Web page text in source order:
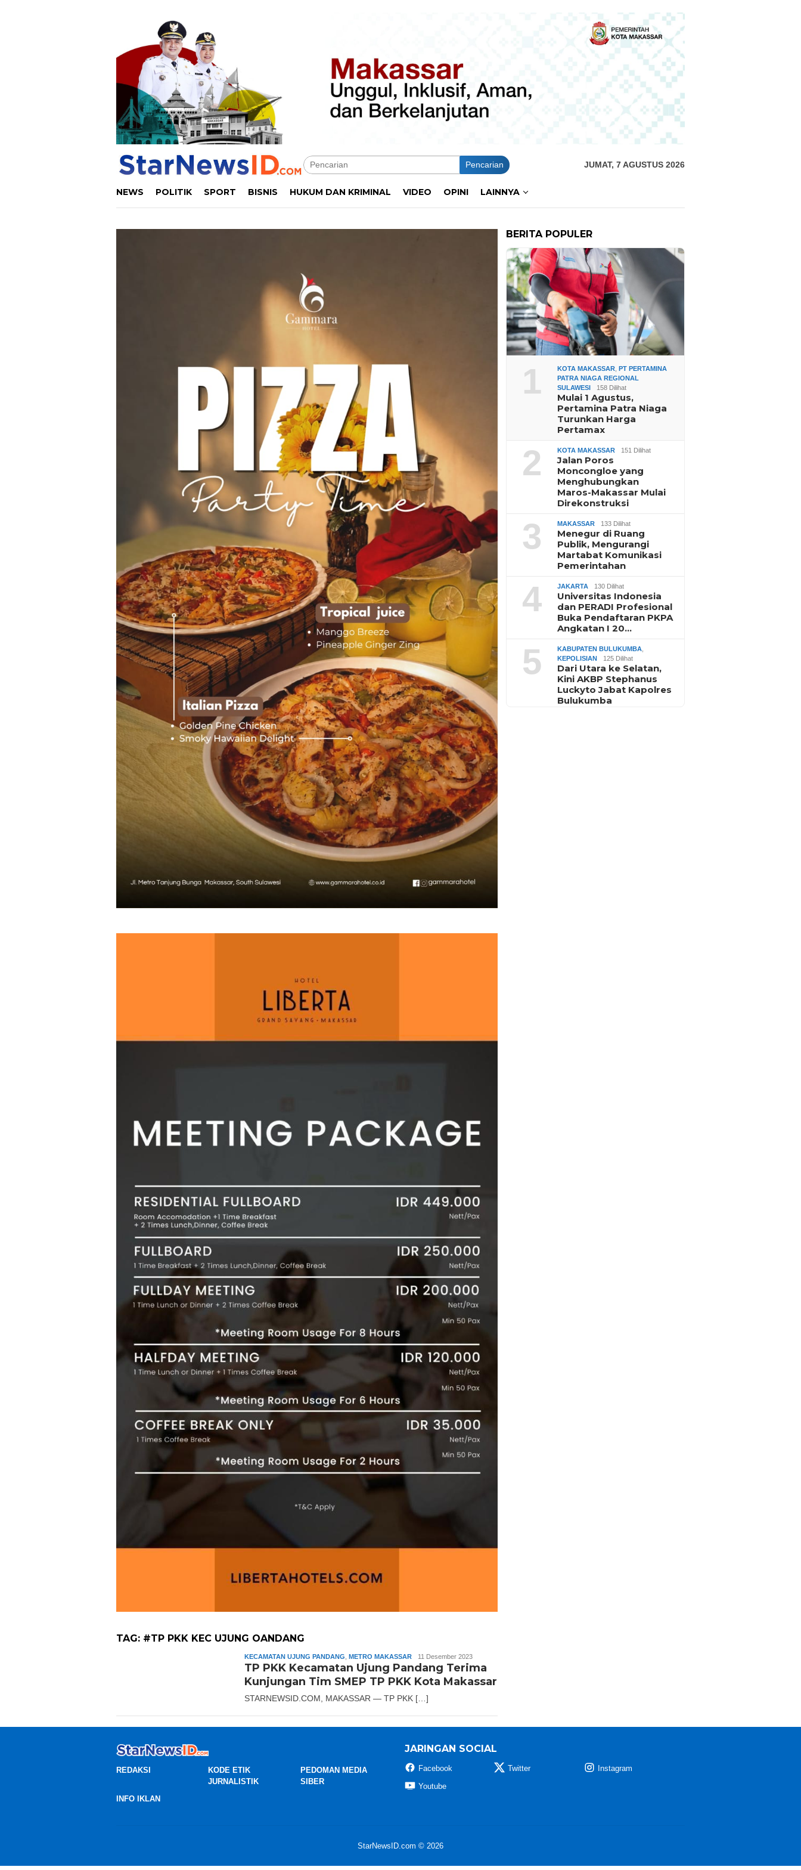
Pencarian JUMAT, 7 AGUSTUS 2026
NEWS POLITIK SPORT BISNIS HUKUM DAN KRIMINAL VIDEO OPINI LAINNYA
TAG: #TP PKK KEC UJUNG OANDANG
KECAMATAN UJUNG PANDANG METRO MAKASSAR Slamet
Riady
11 Desember 2023
TP PKK Kecamatan Ujung Pandang Terima
Kunjungan Tim SMEP TP PKK Kota Makassar
STARNEWSID.COM, MAKASSAR — TP PKK […]
BERITA POPULER
1 KOTA MAKASSAR ,PT PERTAMINA
PATRA NIAGA REGIONAL
SULAWESI
158 Dilihat
Mulai 1 Agustus,
Pertamina Patra Niaga
Turunkan Harga
Pertamax
2 KOTA MAKASSAR 151 Dilihat
Jalan Poros
Moncongloe yang
Menghubungkan
Maros-Makassar Mulai
Direkonstruksi
3 MAKASSAR 133 Dilihat
Menegur di Ruang
Publik, Mengurangi
Martabat Komunikasi
Pemerintahan
4 JAKARTA 130 Dilihat
Universitas Indonesia
dan PERADI Profesional
Buka Pendaftaran PKPA
Angkatan I 20…
5 KABUPATEN BULUKUMBA
KEPOLISIAN
125 Dilihat
Dari Utara ke Selatan,
Kini AKBP Stephanus
Luckyto Jabat Kapolres
Bulukumba
REDAKSI
KODE ETIK
JURNALISTIK
PEDOMAN MEDIA
SIBER
INFO IKLAN
JARINGAN SOCIAL
Facebook Twitter
Instagram
Youtube
StarNewsID.com © 2026